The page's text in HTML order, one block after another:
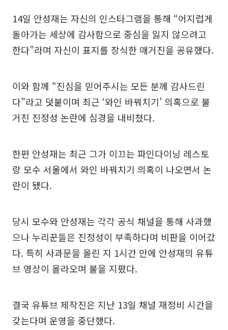
14일 안성재는 자신의 인스타그램을 통해 “어지럽게
돌아가는 세상에 감사함으로 중심을 잃지 않으려고
한다”라며 자신이 표지를 장식한 매거진을 공유했다.
이와 함께 “진심을 믿어주시는 모든 분께 감사드린
다”라고 덧붙이며 최근 ‘와인 바꿔치기’ 의혹으로 불
거진 진정성 논란에 심경을 내비쳤다.
한편 안성재는 최근 그가 이끄는 파인다이닝 레스토
랑 모수 서울에서 와인 바꿔치기 의혹이 나오면서 논
란이 됐다.
당시 모수와 안성재는 각각 공식 채널을 통해 사과했
으나 누리꾼들은 진정성이 부족하다며 비판을 이어갔
다. 특히 사과문을 올린 지 1시간 만에 안성재의 유튜
브 영상이 올라오며 불을 지폈다.
결국 유튜브 제작진은 지난 13일 채널 재정비 시간을
갖는다며 운영을 중단했다.